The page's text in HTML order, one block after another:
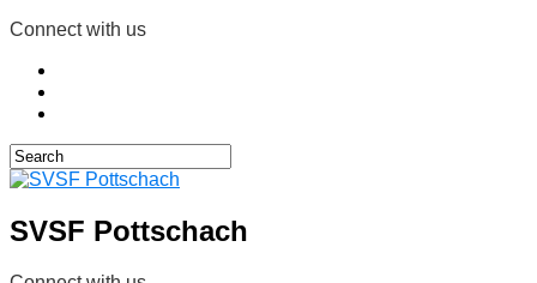
Connect with us
SVSF Pottschach